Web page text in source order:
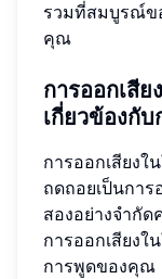
รวมที่สมบูรณ์ข
คุณ
การออกเสี
เกี่ยวข้องกั
การออกเสียงใ
ถดถอยเป็นกา
สองอย่างจำกั
การออกเสียงใ
การพูดของคุณ